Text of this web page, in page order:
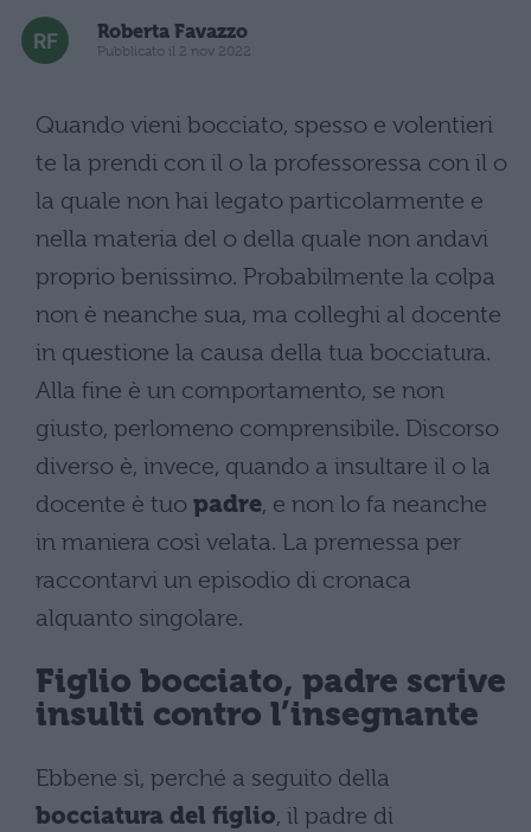
Roberta Favazzo
Pubblicato il 2 nov 2022
Quando vieni bocciato, spesso e volentieri
te la prendi con il o la professoressa con il o
la quale non hai legato particolarmente e
nella materia del o della quale non andavi
proprio benissimo. Probabilmente la colpa
non è neanche sua, ma colleghi al docente
in questione la causa della tua bocciatura.
Alla fine è un comportamento, se non
giusto, perlomeno comprensibile. Discorso
diverso è, invece, quando a insultare il o la
docente è tuo padre, e non lo fa neanche
in maniera così velata. La premessa per
raccontarvi un episodio di cronaca
alquanto singolare.
Figlio bocciato, padre scrive
insulti contro l’insegnante
Ebbene sì, perché a seguito della
bocciatura del figlio, il padre di